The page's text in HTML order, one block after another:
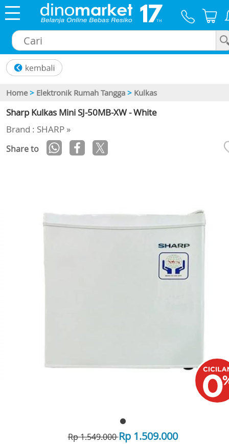
Home > Elektronik Rumah Tangga > Kulkas
Sharp Kulkas Mini SJ-50MB-XW - White
Brand : SHARP »
Share to
Rp 1.549.000Rp 1.509.000